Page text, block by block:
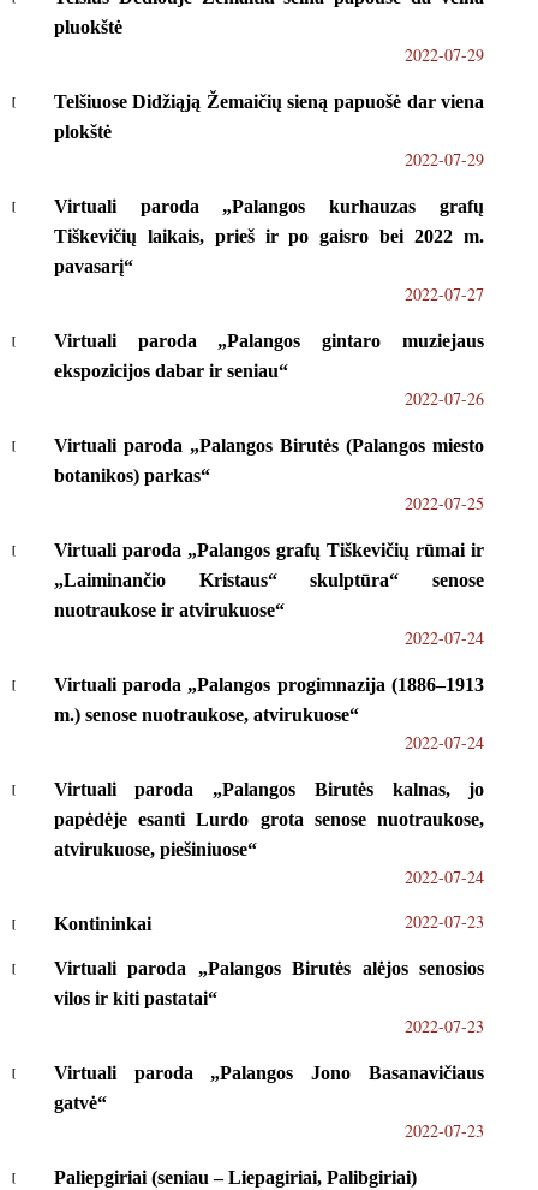
pluokštė
2022-07-29
Telšiuose Didžiąją Žemaičių sieną papuošė dar viena
plokštė
2022-07-29
Virtuali paroda „Palangos kurhauzas grafų
Tiškevičių laikais, prieš ir po gaisro bei 2022 m.
pavasarį“
2022-07-27
Virtuali paroda „Palangos gintaro muziejaus
ekspozicijos dabar ir seniau“
2022-07-26
Virtuali paroda „Palangos Birutės (Palangos miesto
botanikos) parkas“
2022-07-25
Virtuali paroda „Palangos grafų Tiškevičių rūmai ir
„Laiminančio Kristaus“ skulptūra“ senose
nuotraukose ir atvirukuose“
2022-07-24
Virtuali paroda „Palangos progimnazija (1886–1913
m.) senose nuotraukose, atvirukuose“
2022-07-24
Virtuali paroda „Palangos Birutės kalnas, jo
papėdėje esanti Lurdo grota senose nuotraukose,
atvirukuose, piešiniuose“
2022-07-24
Kontininkai 2022-07-23
Virtuali paroda „Palangos Birutės alėjos senosios
vilos ir kiti pastatai“
2022-07-23
Virtuali paroda „Palangos Jono Basanavičiaus
gatvė“
2022-07-23
Paliepgiriai (seniau – Liepagiriai, Palibgiriai)